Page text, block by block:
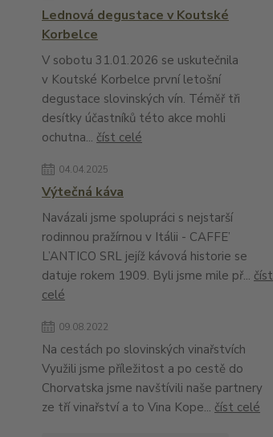
Lednová degustace v Koutské
Korbelce
V sobotu 31.01.2026 se uskutečnila
v Koutské Korbelce první letošní
degustace slovinských vín. Téměř tři
desítky účastníků této akce mohli
ochutna... číst celé
04.04.2025
Výtečná káva
Navázali jsme spolupráci s nejstarší
rodinnou pražírnou v Itálii - CAFFE’
L’ANTICO SRL jejíž kávová historie se
datuje rokem 1909. Byli jsme mile př... číst
celé
09.08.2022
Na cestách po slovinských vinařstvích
Využili jsme příležitost a po cestě do
Chorvatska jsme navštívili naše partnery
ze tří vinařství a to Vina Kope... číst celé